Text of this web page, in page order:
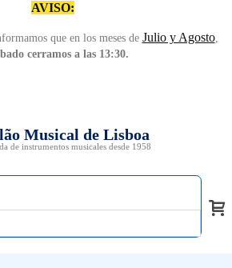
AVISO:
que en los meses de Julio y Agosto,
cerramos a las 13:30.
Musical de Lisboa
de instrumentos musicales desde 1958